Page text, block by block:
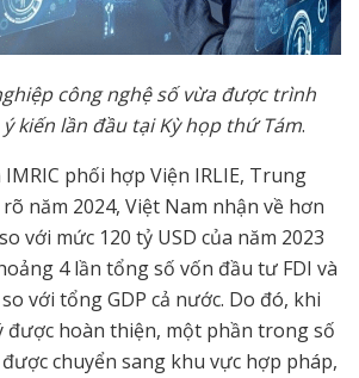
công nghệ số vừa được trình
kiến lần đầu tại Kỳ họp thứ Tám.
phối hợp Viện IRLIE, Trung
năm 2024, Việt Nam nhận về hơn
với mức 120 tỷ USD của năm 2023
4 lần tổng số vốn đầu tư FDI và
với tổng GDP cả nước. Do đó, khi
được hoàn thiện, một phần trong số
chuyển sang khu vực hợp pháp,